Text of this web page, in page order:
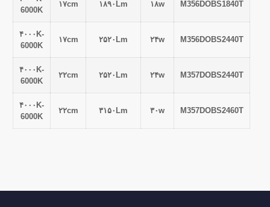
M356DOBS1840T ۱۸w ۱۸۹۰Lm ۱۷cm
6000K
M356DOBS2440T ۲۴w ۲۵۲۰Lm ۱۷cm
۴۰۰۰K-
6000K
M357DOBS2440T ۲۴w ۲۵۲۰Lm ۲۲cm
۴۰۰۰K-
6000K
M357DOBS2460T ۳۰w ۳۱۵۰Lm ۲۲cm
۴۰۰۰K-
6000K